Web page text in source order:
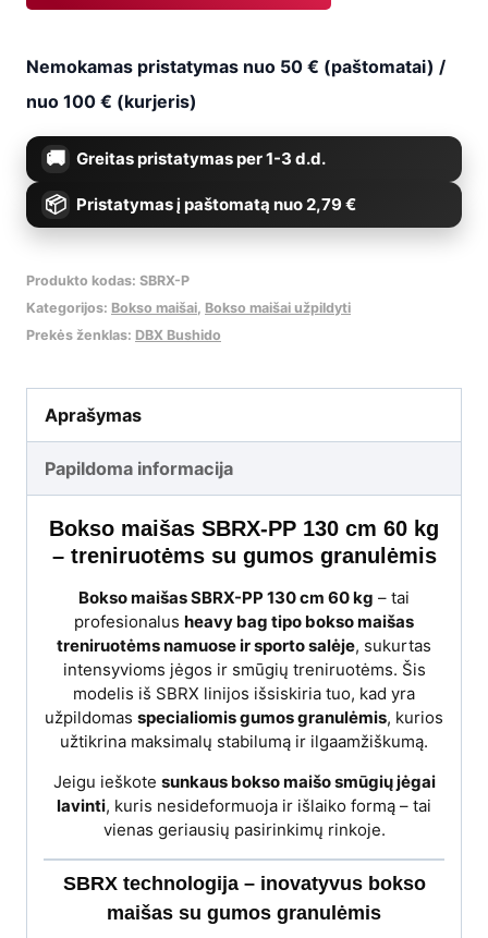
kiekis:
maišas
PP
Nemokamas pristatymas nuo 50 € (paštomatai) /
nuo 100 € (kurjeris)
Greitas pristatymas per 1-3 d.d.
Pristatymas į paštomatą nuo 2,79 €
Produkto kodas: SBRX-P
Kategorijos: Bokso maišai, Bokso maišai užpildyti
Prekės ženklas: DBX Bushido
Aprašymas
Papildoma informacija
Bokso maišas SBRX-PP 130 cm 60 kg
– treniruotėms su gumos granulėmis
Bokso maišas SBRX-PP 130 cm 60 kg – tai
profesionalus heavy bag tipo bokso maišas
treniruotėms namuose ir sporto salėje, sukurtas
intensyvioms jėgos ir smūgių treniruotėms. Šis
modelis iš SBRX linijos išsiskiria tuo, kad yra
užpildomas specialiomis gumos granulėmis, kurios
užtikrina maksimalų stabilumą ir ilgaamžiškumą.
Jeigu ieškote sunkaus bokso maišo smūgių jėgai
lavinti, kuris nesideformuoja ir išlaiko formą – tai
vienas geriausių pasirinkimų rinkoje.
SBRX technologija – inovatyvus bokso
maišas su gumos granulėmis